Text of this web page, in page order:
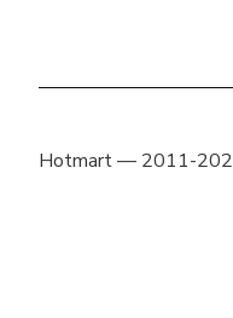
Hotmart — 2011-